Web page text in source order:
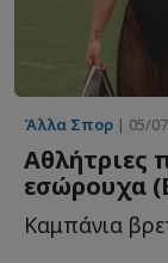
Άλλα Σπορ | 05/
Aθλήτριες
εσώρουχα
Kαμπάνια